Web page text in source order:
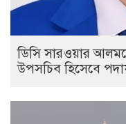
ডিসি সারওয়ার
উপসচিব হিসেবে